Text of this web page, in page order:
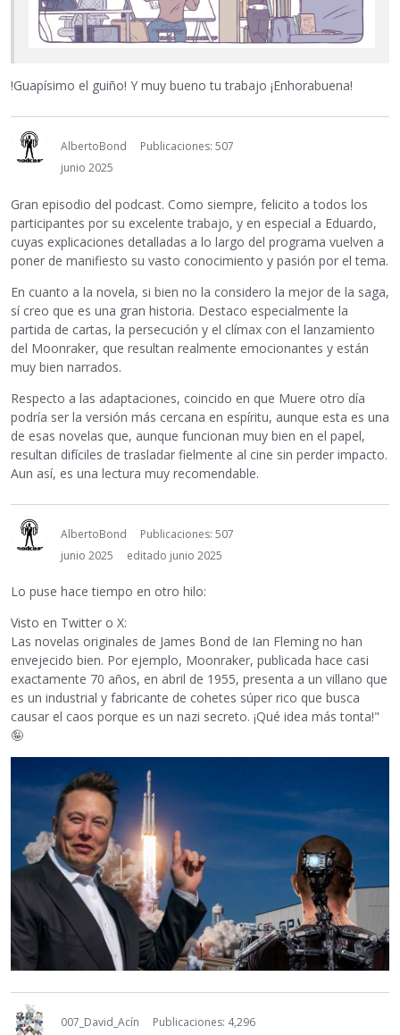
!Guapísimo el guiño! Y muy bueno tu trabajo ¡Enhorabuena!
AlbertoBond
Publicaciones: 507
junio 2025
Gran episodio del podcast. Como siempre, felicito a todos los
participantes por su excelente trabajo, y en especial a Eduardo,
cuyas explicaciones detalladas a lo largo del programa vuelven a
poner de manifiesto su vasto conocimiento y pasión por el tema.
En cuanto a la novela, si bien no la considero la mejor de la saga,
sí creo que es una gran historia. Destaco especialmente la
partida de cartas, la persecución y el clímax con el lanzamiento
del Moonraker, que resultan realmente emocionantes y están
muy bien narrados.
Respecto a las adaptaciones, coincido en que Muere otro día
podría ser la versión más cercana en espíritu, aunque esta es una
de esas novelas que, aunque funcionan muy bien en el papel,
resultan difíciles de trasladar fielmente al cine sin perder impacto.
Aun así, es una lectura muy recomendable.
AlbertoBond
Publicaciones: 507
junio 2025
editado junio 2025
Lo puse hace tiempo en otro hilo:
Visto en Twitter o X:
Las novelas originales de James Bond de Ian Fleming no han
envejecido bien. Por ejemplo, Moonraker, publicada hace casi
exactamente 70 años, en abril de 1955, presenta a un villano que
es un industrial y fabricante de cohetes súper rico que busca
causar el caos porque es un nazi secreto. ¡Qué idea más tonta!"
🤪
007_David_Acín Publicaciones: 4,296